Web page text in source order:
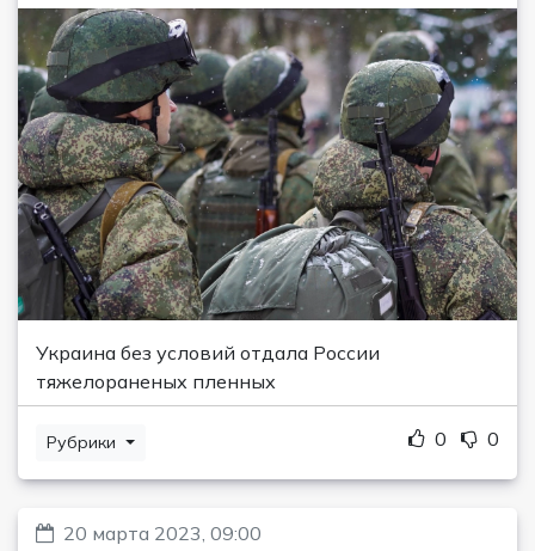
Украина без условий отдала России
тяжелораненых пленных
Рубрики 0 0
20 марта 2023, 09:00